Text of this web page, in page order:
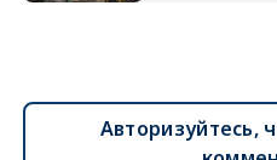
Авторизуйтесь,